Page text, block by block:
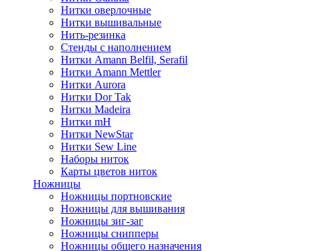
Нитки оверлочные
Нитки вышивальные
Нить-резинка
Стенды с наполнением
Нитки Amann Belfil, Serafil
Нитки Amann Mettler
Нитки Aurora
Нитки Dor Tak
Нитки Madeira
Нитки mH
Нитки NewStar
Нитки Sew Line
Наборы ниток
Карты цветов ниток
Ножницы
Ножницы портновские
Ножницы для вышивания
Ножницы зиг-заг
Ножницы снипперы
Ножницы общего назначения